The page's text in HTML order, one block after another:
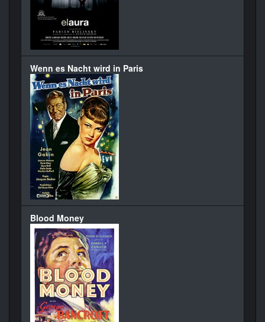
Wenn es Nacht wird in Paris
Blood Money